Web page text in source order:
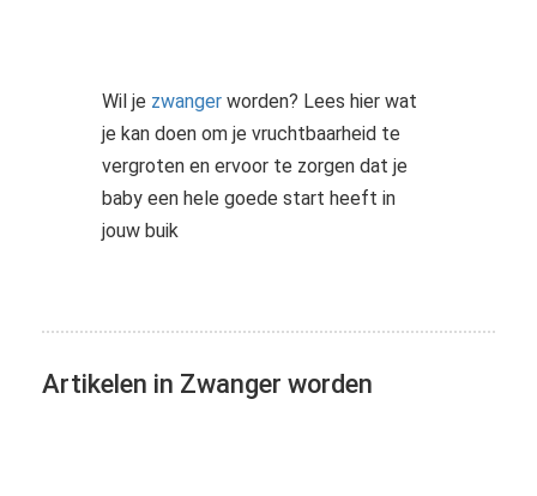
Wil je zwanger worden? Lees hier wat
je kan doen om je vruchtbaarheid te
vergroten en ervoor te zorgen dat je
baby een hele goede start heeft in
jouw buik
Artikelen in Zwanger worden